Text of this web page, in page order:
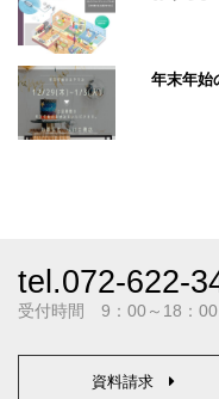
年末年始
tel.072-622-
受付時間 9：00～18：00
資料請求